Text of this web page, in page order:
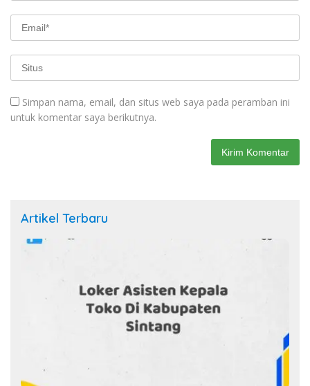
Simpan nama, email, dan situs web saya pada peramban ini
untuk komentar saya berikutnya.
Artikel Terbaru